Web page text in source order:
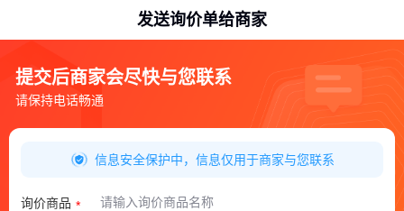
发送询价单给商家
提交后商家会尽快与您联系
请保持电话畅通
信息安全保护中，信息仅用于商家与您联系
询价商品